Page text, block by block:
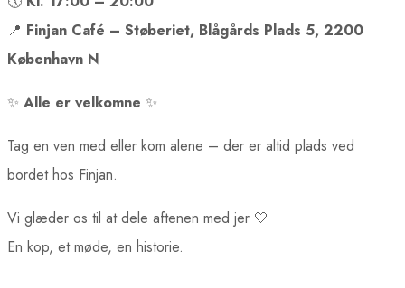
📍 Finjan Café – Støberiet, Blågårds Plads 5, 2200
København N
✨ Alle er velkomne ✨
Tag en ven med eller kom alene – der er altid plads ved
bordet hos Finjan.
Vi glæder os til at dele aftenen med jer 🤍
En kop, et møde, en historie.